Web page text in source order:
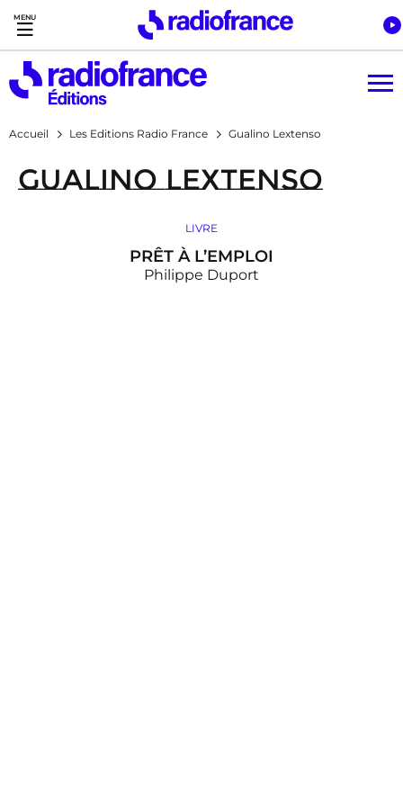
Accès direct :
Menu principal
Contenu
Accueil Les Editions Radio France Gualino Lextenso
Gualino Lextenso
LIVRE
PRÊT À L’EMPLOI
Philippe Duport